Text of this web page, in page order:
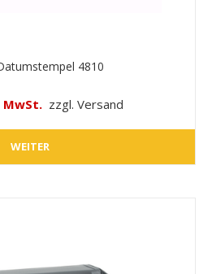
4810
MwSt. zzgl. Versand
WEITER